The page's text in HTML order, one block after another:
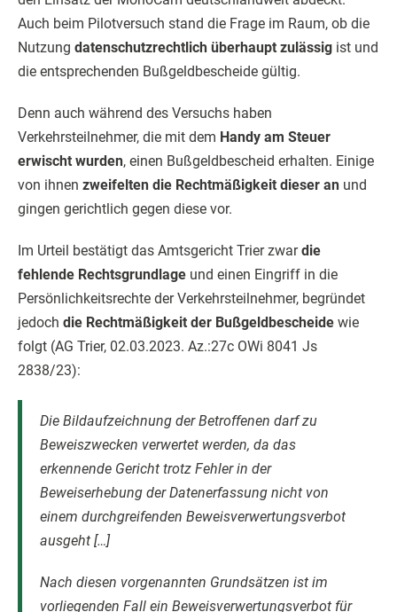
Auch beim Pilotversuch stand die Frage im Raum, ob die
Nutzung datenschutzrechtlich überhaupt zulässig ist und
die entsprechenden Bußgeldbescheide gültig.
Denn auch während des Versuchs haben
Verkehrsteilnehmer, die mit dem Handy am Steuer
erwischt wurden, einen Bußgeldbescheid erhalten. Einige
von ihnen zweifelten die Rechtmäßigkeit dieser an und
gingen gerichtlich gegen diese vor.
Im Urteil bestätigt das Amtsgericht Trier zwardie
fehlende Rechtsgrundlage und einen Eingriff in die
Persönlichkeitsrechte der Verkehrsteilnehmer, begründet
jedoch die Rechtmäßigkeit der Bußgeldbescheide wie
folgt (AG Trier, 02.03.2023. Az.:27c OWi 8041 Js
2838/23):
Die Bildaufzeichnung der Betroffenen darf zu
Beweiszwecken verwertet werden, da das
erkennende Gericht trotz Fehler in der
Beweiserhebung der Datenerfassung nicht von
einem durchgreifenden Beweisverwertungsverbot
ausgeht […]
Nach diesen vorgenannten Grundsätzen ist im
vorliegenden Fall ein Beweisverwertungsverbot für